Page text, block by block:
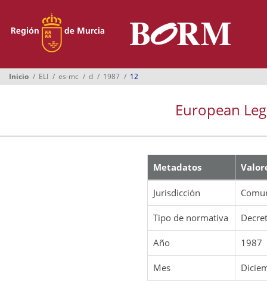
Boletines
Ayuntamientos
Inicio ELI es-mc d 1987 12
European
Metadatos
Jurisdicción
Tipo de normativa
Año 1987
Mes